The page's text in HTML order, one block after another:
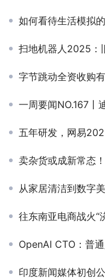
如何看待生活模拟
扫地机器人2025：
字节跳动全资收购
一周要闻NO.167丨迪士尼、环球、华
五年研发，网易
卖杂货或成新常态
从家居清洁到数字美味生
往东南亚电商战火“
OpenAI CTO：普
印度新闻媒体初创公